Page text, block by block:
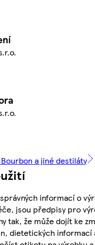
a jiné destiláty
informací o
jsou předpisy pro
tak, že může dojít ke
dietetických informací